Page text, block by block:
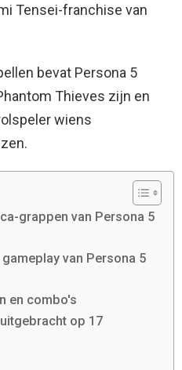
Tensei-franchise van
bevat Persona 5
Thieves zijn en
wiens
grappen van Persona 5
van Persona 5
en combo's
op 17